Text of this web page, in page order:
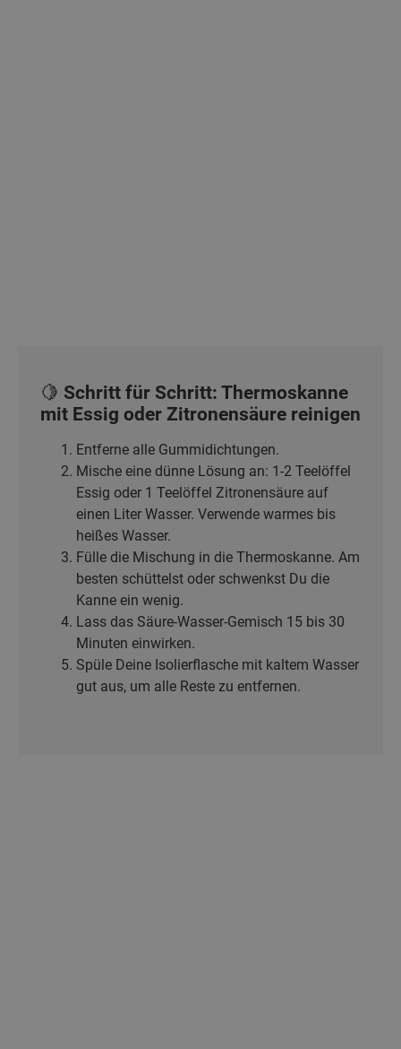
🍋 Schritt für Schritt: Thermoskanne
mit Essig oder Zitronensäure reinigen
Entferne alle Gummidichtungen.
Mische eine dünne Lösung an: 1-2 Teelöffel
Essig oder 1 Teelöffel Zitronensäure auf
einen Liter Wasser. Verwende warmes bis
heißes Wasser.
Fülle die Mischung in die Thermoskanne. Am
besten schüttelst oder schwenkst Du die
Kanne ein wenig.
Lass das Säure-Wasser-Gemisch 15 bis 30
Minuten einwirken.
Spüle Deine Isolierflasche mit kaltem Wasser
gut aus, um alle Reste zu entfernen.